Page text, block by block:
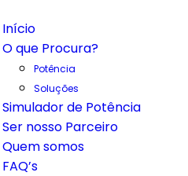
Início
O que Procura?
Potência
Soluções
Simulador de Potência
Ser nosso Parceiro
Quem somos
FAQ’s